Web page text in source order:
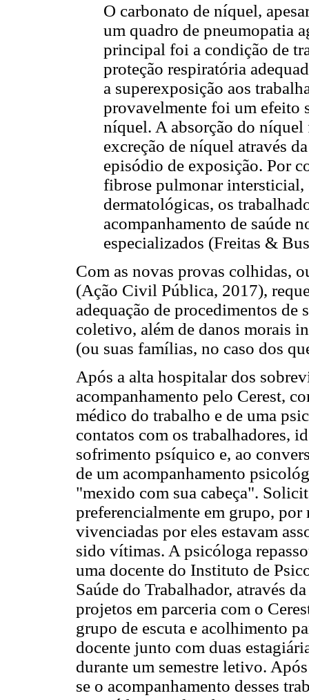
O carbonato de níquel,
um quadro de pneumopatia
principal foi a condição de
proteção respiratória
a superexposição aos
provavelmente foi um efeito
níquel. A absorção do
excreção de níquel através
episódio de exposição. Por
fibrose pulmonar intersticial,
dermatológicas, os
acompanhamento de saúde
especializados (Freitas &
Com as novas provas colhidas,
(Ação Civil Pública, 2017),
adequação de procedimentos de
coletivo, além de danos morais
(ou suas famílias, no caso dos
Após a alta hospitalar dos
acompanhamento pelo Cerest,
médico do trabalho e de uma
contatos com os trabalhadores,
sofrimento psíquico e, ao
de um acompanhamento
"mexido com sua cabeça".
preferencialmente em grupo, por
vivenciadas por eles estavam
sido vítimas. A psicóloga
uma docente do Instituto de
Saúde do Trabalhador, através
projetos em parceria com o
grupo de escuta e acolhimento
docente junto com duas
durante um semestre letivo.
se o acompanhamento desses